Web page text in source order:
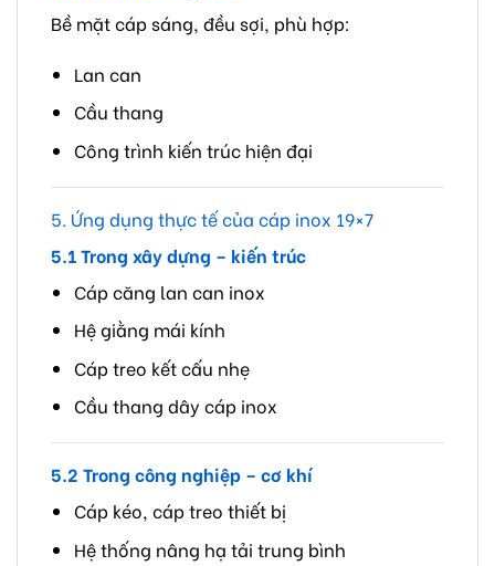
Bề mặt cáp sáng, đều sợi, phù hợp:
Lan can
Cầu thang
Công trình kiến trúc hiện đại
5. Ứng dụng thực tế của cáp inox 19×7
5.1 Trong xây dựng – kiến trúc
Cáp căng lan can inox
Hệ giằng mái kính
Cáp treo kết cấu nhẹ
Cầu thang dây cáp inox
5.2 Trong công nghiệp – cơ khí
Cáp kéo, cáp treo thiết bị
Hệ thống nâng hạ tải trung bình